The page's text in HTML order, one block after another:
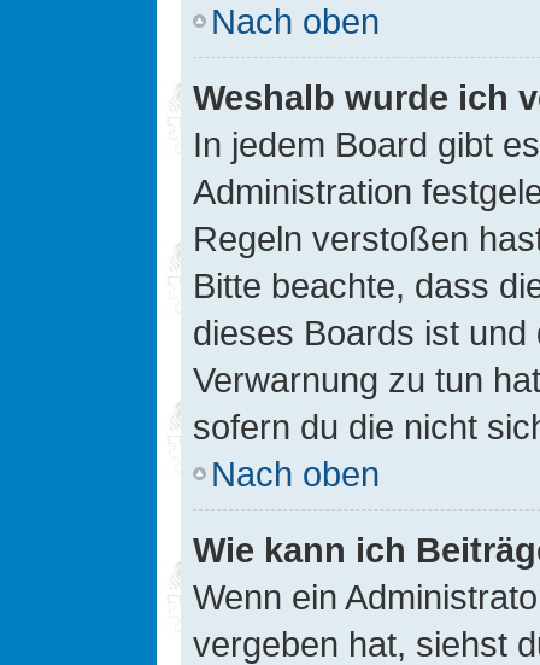
Nach oben
Weshalb wurde ich
In jedem Board gibt
Administration
Regeln verstoßen
Bitte beachte, dass
dieses Boards ist
Verwarnung zu tun
sofern du die nicht
Nach oben
Wie kann ich
Wenn ein
vergeben hat, siehst